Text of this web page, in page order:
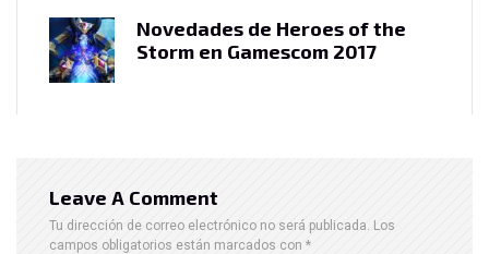
Novedades de Heroes of the
Storm en Gamescom 2017
Leave A Comment
Tu dirección de correo electrónico no será publicada. Los
campos obligatorios están marcados con *